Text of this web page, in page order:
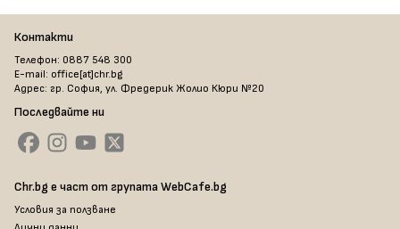
Контакти
Телефон: 0887 548 300
E-mail: office[at]chr.bg
Адрес: гр. София, ул. Фредерик Жолио Кюри №20
Последвайте ни
Chr.bg е част от групата WebCafe.bg
Условия за ползване